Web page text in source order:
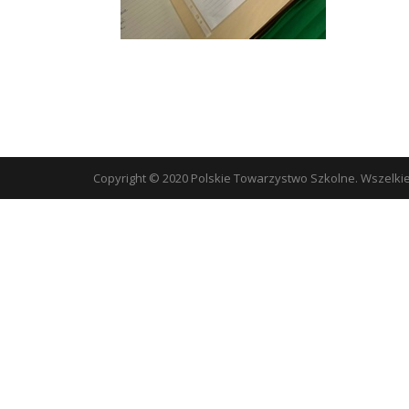
Copyright © 2020 Polskie Towarzystwo Szkolne.